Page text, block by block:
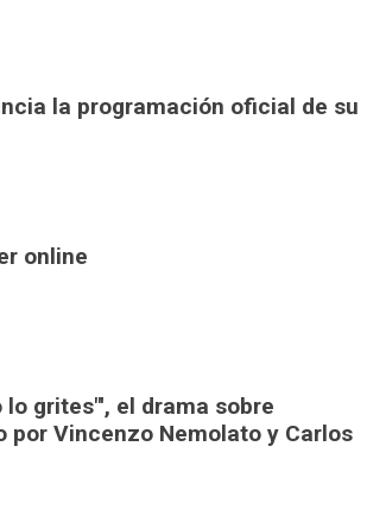
la programación oficial de su
online
grites"', el drama sobre
Vincenzo Nemolato y Carlos